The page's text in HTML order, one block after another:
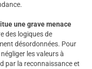
une grave menace
des logiques de
désordonnées. Pour
les valeurs à
par la reconnaissance et